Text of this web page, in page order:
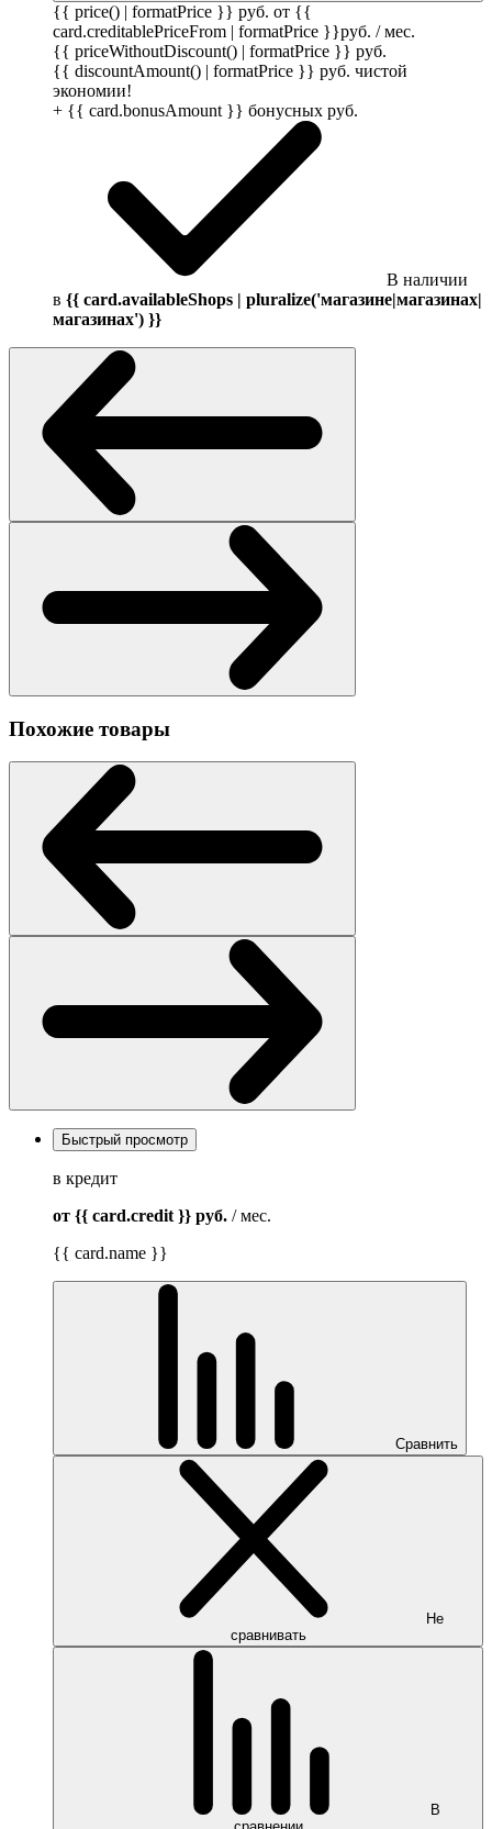
{{ price() | formatPrice }} руб. от {{
card.creditablePriceFrom | formatPrice }}руб. / мес.
{{ priceWithoutDiscount() | formatPrice }} руб.
{{ discountAmount() | formatPrice }} руб. чистой
экономии!
+ {{ card.bonusAmount }} бонусных руб.
В наличии
в {{ card.availableShops | pluralize('магазине|магазинах|
магазинах') }}
Похожие товары
Быстрый просмотр
в кредит
от {{ card.credit }} руб. / мес.
{{ card.name }}
Сравнить
Не
сравнивать
В